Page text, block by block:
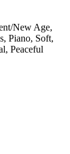
New Age,
Piano, Soft,
Peaceful